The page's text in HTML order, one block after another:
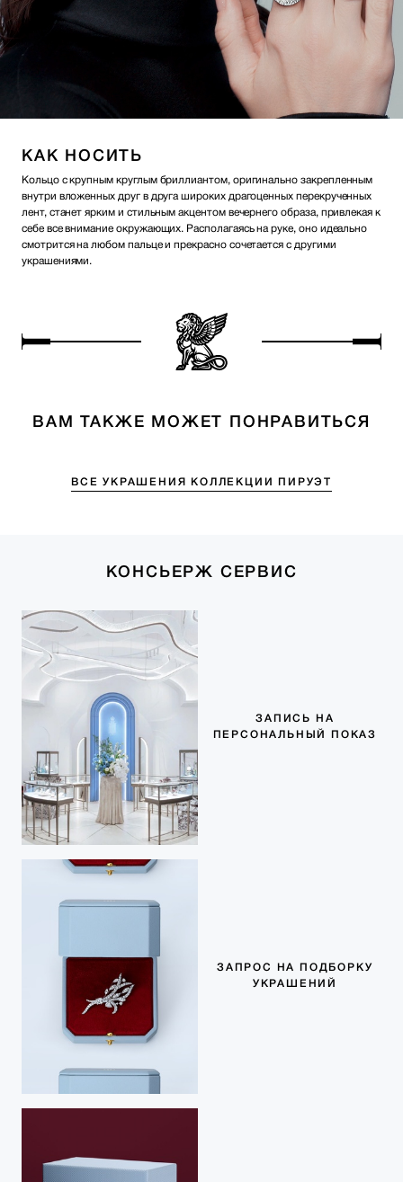
КАК НОСИТЬ
Кольцо с крупным круглым бриллиантом, оригинально закрепленным
внутри вложенных друг в друга широких драгоценных перекрученных
лент, станет ярким и стильным акцентом вечернего образа, привлекая к
себе все внимание окружающих. Располагаясь на руке, оно идеально
смотрится на любом пальце и прекрасно сочетается с другими
украшениями.
ВАМ ТАКЖЕ МОЖЕТ ПОНРАВИТЬСЯ
ВСЕ УКРАШЕНИЯ КОЛЛЕКЦИИ ПИРУЭТ
КОНСЬЕРЖ СЕРВИС
ЗАПИСЬ НА
ПЕРСОНАЛЬНЫЙ ПОКАЗ
ЗАПРОС НА ПОДБОРКУ
УКРАШЕНИЙ